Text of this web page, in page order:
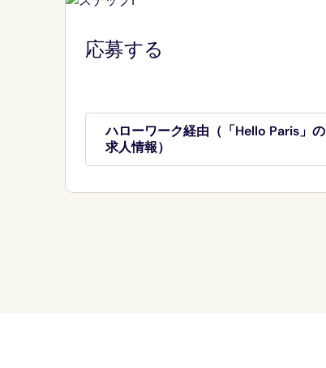
応募する
ハローワーク経由（「Hello Paris」の
求人情報）